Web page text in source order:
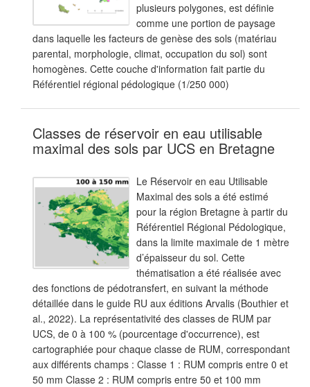
plusieurs polygones, est définie
comme une portion de paysage
dans laquelle les facteurs de genèse des sols (matériau
parental, morphologie, climat, occupation du sol) sont
homogènes. Cette couche d'information fait partie du
Référentiel régional pédologique (1/250 000)
Classes de réservoir en eau utilisable
maximal des sols par UCS en Bretagne
Le Réservoir en eau Utilisable
Maximal des sols a été estimé
pour la région Bretagne à partir du
Référentiel Régional Pédologique,
dans la limite maximale de 1 mètre
d’épaisseur du sol. Cette
thématisation a été réalisée avec
des fonctions de pédotransfert, en suivant la méthode
détaillée dans le guide RU aux éditions Arvalis (Bouthier et
al., 2022). La représentativité des classes de RUM par
UCS, de 0 à 100 % (pourcentage d'occurrence), est
cartographiée pour chaque classe de RUM, correspondant
aux différents champs : Classe 1 : RUM compris entre 0 et
50 mm Classe 2 : RUM compris entre 50 et 100 mm